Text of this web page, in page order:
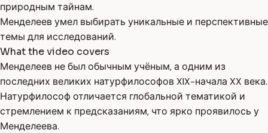
природным тайнам.
Менделеев умел выбирать уникальные и перспективные
темы для исследований.
What the video covers
Менделеев не был обычным учёным, а одним из
последних великих натурфилософов XIX-начала XX века.
Натурфилософ отличается глобальной тематикой и
стремлением к предсказаниям, что ярко проявилось у
Менделеева.